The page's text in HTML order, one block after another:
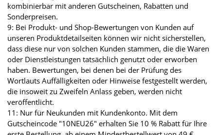
kombinierbar mit anderen Gutscheinen, Rabatten und
Sonderpreisen.
9: Bei Produkt- und Shop-Bewertungen von Kunden auf
unseren Produktdetailseiten können wir nicht sicherstellen,
dass diese nur von solchen Kunden stammen, die die Waren
oder Dienstleistungen tatsächlich genutzt oder erworben
haben. Bewertungen, bei denen bei der Prüfung des
Wortlauts Auffälligkeiten oder Hinweise festgestellt werden,
die insoweit zu Zweifeln Anlass geben, werden nicht
veröffentlicht.
11: Nur für Neukunden mit Kundenkonto. Mit dem
Gutscheincode "10NEU26" erhalten Sie 10 % Rabatt für Ihre